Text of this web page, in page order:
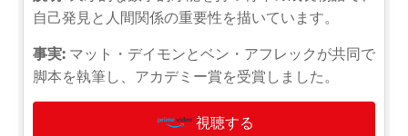
自己発見と人間関係の重要性を描いています。
事実: マット・デイモンとベン・アフレックが共同で
脚本を執筆し、アカデミー賞を受賞しました。
視聴する